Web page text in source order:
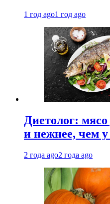
1 год ago1 год ago
Диетолог:
и нежнее, чем
2 года ago2 года ago